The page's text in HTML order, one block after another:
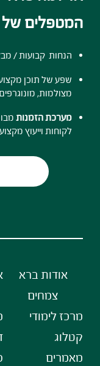
המטפלים
הנחות קבועות /
שפע של תוכן
מצולמות,
מערכת הזמנות
לקוחות וייעוץ
אודות ברא
צמחים
מרכז לימודי
קטלוג
מאמרים